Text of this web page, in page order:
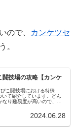
ので、
カンケツセ
。
闘技場の攻略【カンケ
こ闘技場における特殊
て紹介しています。どん
り難易度が高いので、事
2024.06.28